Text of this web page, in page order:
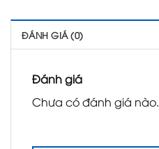
ĐÁNH GIÁ (0)
Đánh giá
Chưa có đánh giá nào.